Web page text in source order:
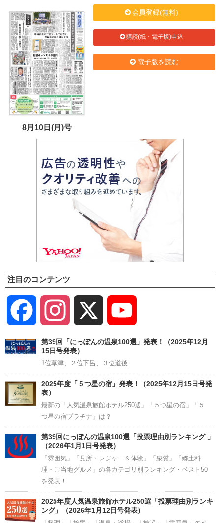
8月10日(月)号
会員登録(無料)
購読(紙・電子版)申込
電子版を読む
注目のコンテンツ
Facebook Instagram
Channel
第39回「にっぽんの温泉100選」発表！（2025年12月
15日号発表）
1位草津、２位下呂、３位道後
2025年度「５つ星の宿」発表！（2025年12月15日号発
表）
最新の「人気温泉旅館ホテル250選」「５つ星の宿」「５
つ星の宿プラチナ」は？
第39回にっぽんの温泉100選「投票理由別ランキング 」
（2026年1月1日号発表）
「雰囲気」「見所・レジャー＆体験」「泉質」「郷土料
理・ご当地グルメ」の各カテゴリ別ランキング・ベスト50
を発表！
2025年度人気温泉旅館ホテル250選「投票理由別ランキ
ング」（2026年1月12日号発表）